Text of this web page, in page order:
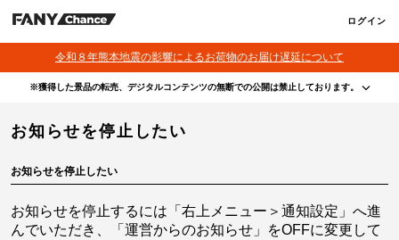
ログイン
令和８年熊本地震の影響によるお荷物のお届け遅延について
※獲得した景品の転売、デジタルコンテンツの無断での公開は禁止しております。
為は禁止しております。
・本サービスで獲得された動画･画像･ボイス等のデジタルコンテンツは、出品者が著作権を有
ます。
・当選権利は当選者ご本人のみ有効となります。当選権利の譲渡、オークション等への出品、
お知らせを停止したい
お知らせを停止したい
お知らせを停止するには「右上メニュー＞通知設定」へ進
んでいただき、「運営からのお知らせ」をOFFに変更して